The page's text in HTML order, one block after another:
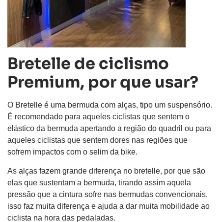
Bretelle de ciclismo
Premium, por que usar?
O Bretelle é uma bermuda com alças, tipo um suspensório.
É recomendado para aqueles ciclistas que sentem o
elástico da bermuda apertando a região do quadril ou para
aqueles ciclistas que sentem dores nas regiões que
sofrem impactos com o selim da bike.
As alças fazem grande diferença no bretelle, por que são
elas que sustentam a bermuda, tirando assim aquela
pressão que a cintura sofre nas bermudas convencionais,
isso faz muita diferença e ajuda a dar muita mobilidade ao
ciclista na hora das pedaladas.